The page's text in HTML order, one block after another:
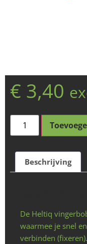
€ 3,40
Beschrijving
De Heltiq
waarmee je snel
verbinden (fixeren).